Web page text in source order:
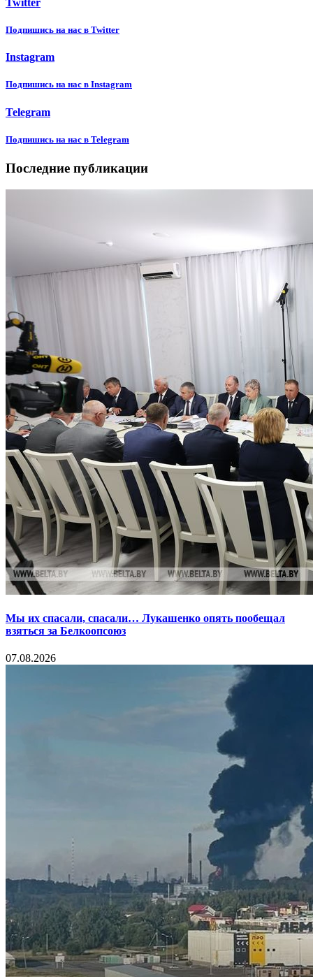
Twitter
Подпишиcь на нас в Twitter
Instagram
Подпишиcь на нас в Instagram
Telegram
Подпишиcь на нас в Telegram
Последние публикации
Мы их спасали, спасали… Лукашенко опять пообещал
взяться за Белкоопсоюз
07.08.2026